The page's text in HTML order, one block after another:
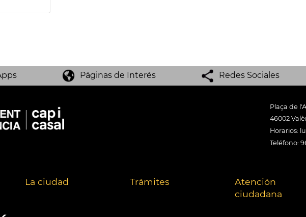
Páginas de Interés Redes Sociales
Plaça de
46002
Horarios:
Teléfono:
La ciudad Trámites
Atención
ciudadana